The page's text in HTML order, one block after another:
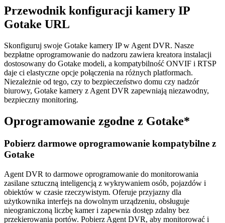
Przewodnik konfiguracji kamery IP
Gotake URL
Skonfiguruj swoje Gotake kamery IP w Agent DVR. Nasze
bezpłatne oprogramowanie do nadzoru zawiera kreatora instalacji
dostosowany do Gotake modeli, a kompatybilność ONVIF i RTSP
daje ci elastyczne opcje połączenia na różnych platformach.
Niezależnie od tego, czy to bezpieczeństwo domu czy nadzór
biurowy, Gotake kamery z Agent DVR zapewniają niezawodny,
bezpieczny monitoring.
Oprogramowanie zgodne z Gotake*
Pobierz darmowe oprogramowanie kompatybilne z
Gotake
Agent DVR to darmowe oprogramowanie do monitorowania
zasilane sztuczną inteligencją z wykrywaniem osób, pojazdów i
obiektów w czasie rzeczywistym. Oferuje przyjazny dla
użytkownika interfejs na dowolnym urządzeniu, obsługuje
nieograniczoną liczbę kamer i zapewnia dostęp zdalny bez
przekierowania portów. Pobierz Agent DVR, aby monitorować i